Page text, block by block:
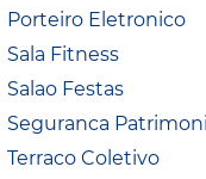
Porteiro Eletronico
Sala Fitness
Salao Festas
Seguranca
Terraco Coletivo